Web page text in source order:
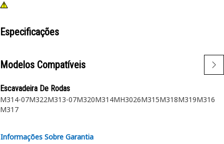
Especificações
Modelos Compatíveis
Escavadeira De Rodas
M314-07M322M313-07M320M314MH3026M315M318M319M316
M317
Informações Sobre Garantia